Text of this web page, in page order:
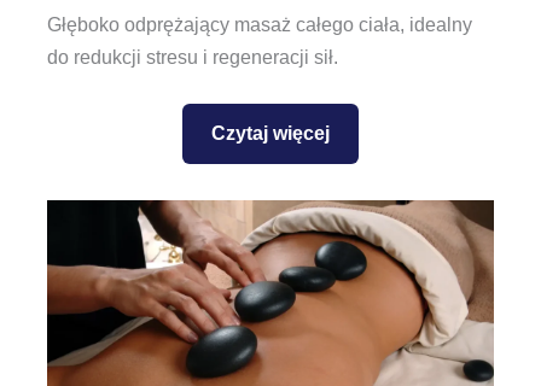
Głęboko odprężający masaż całego ciała, idealny
do redukcji stresu i regeneracji sił.
Czytaj więcej